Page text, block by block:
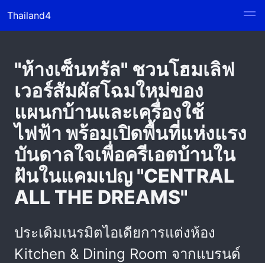
Thailand4
"ห้างเซ็นทรัล" ชวนโฮมเลิฟ
เวอร์สัมผัสโฉมใหม่ของ
แผนกบ้านและเครื่องใช้
ไฟฟ้า พร้อมเปิดพื้นที่แห่งแรง
บันดาลใจเพื่อครีเอตบ้านใน
ฝันในแคมเปญ "CENTRAL
ALL THE DREAMS"
ประเดิมเนรมิตไอเดียการแต่งห้อง
Kitchen & Dining Room จากแบรนด์